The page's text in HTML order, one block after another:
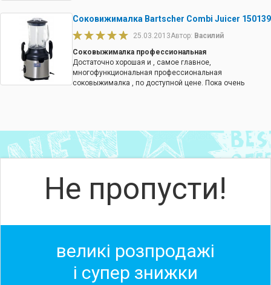
Соковижималка Bartscher Combi Juicer 150139
25.03.2013Автор: Василий
Соковыжималка профессиональная
Достаточно хорошая и , самое главное,
многофункциональная профессиональная
соковыжималка , по доступной цене. Пока очень
Не пропусти!
великі розпродажі
і супер знижки